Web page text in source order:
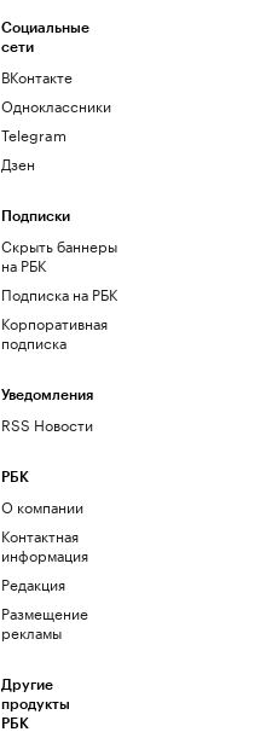
Социальные
сети
ВКонтакте
Одноклассники
Telegram
Дзен
Подписки
Скрыть баннеры
на РБК
Подписка на РБК
Корпоративная
подписка
Уведомления
RSS Новости
РБК
О компании
Контактная
информация
Редакция
Размещение
рекламы
Другие
продукты
РБК